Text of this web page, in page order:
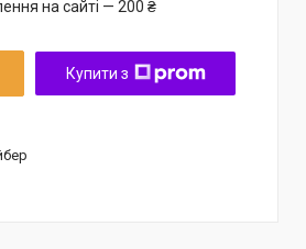
на сайті — 200 ₴
Купити з